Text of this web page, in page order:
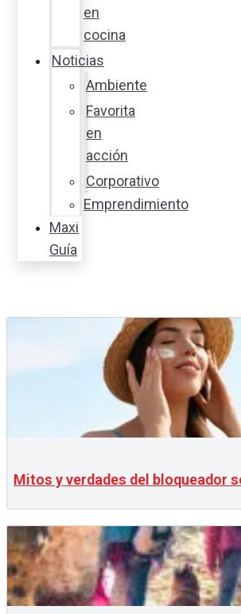
en
cocina
Noticias
Ambiente
Favorita
en
acción
Corporativo
Emprendimiento
Maxi
Guía
Mitos y verdades del bloqueador